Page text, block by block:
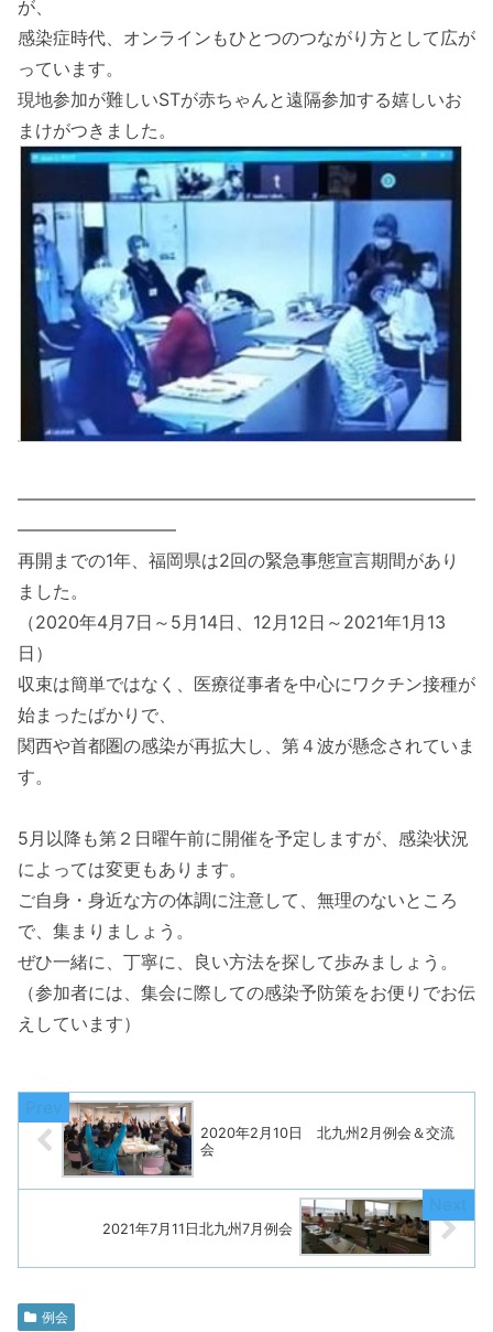
が、
感染症時代、オンラインもひとつのつながり方として広が
っています。
現地参加が難しいSTが赤ちゃんと遠隔参加する嬉しいお
まけがつきました。
――――――――――――――――――――――――――
―――――――――
再開までの1年、福岡県は2回の緊急事態宣言期間があり
ました。
（2020年4月7日～5月14日、12月12日～2021年1月13
日）
収束は簡単ではなく、医療従事者を中心にワクチン接種が
始まったばかりで、
関西や首都圏の感染が再拡大し、第４波が懸念されていま
す。
5月以降も第２日曜午前に開催を予定しますが、感染状況
によっては変更もあります。
ご自身・身近な方の体調に注意して、無理のないところ
で、集まりましょう。
ぜひ一緒に、丁寧に、良い方法を探して歩みましょう。
（参加者には、集会に際しての感染予防策をお便りでお伝
えしています）
2020年2月10日 北九州2月例会＆交流
会
2021年7月11日北九州7月例会
例会